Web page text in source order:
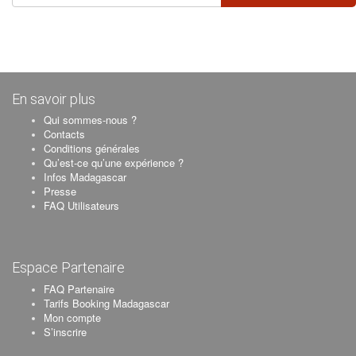
En savoir plus
Qui sommes-nous ?
Contacts
Conditions générales
Qu’est-ce qu’une expérience ?
Infos Madagascar
Presse
FAQ Utilisateurs
Espace Partenaire
FAQ Partenaire
Tarifs Booking Madagascar
Mon compte
S’inscrire